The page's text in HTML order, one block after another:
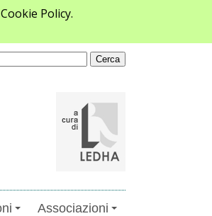
Policy.
Associazioni